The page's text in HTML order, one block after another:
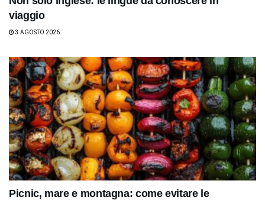
viaggio
3 AGOSTO 2026
Picnic, mare e montagna: come evitare le